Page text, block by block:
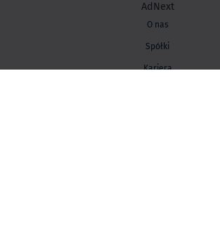
AdNext
O nas
Spółki
Kariera